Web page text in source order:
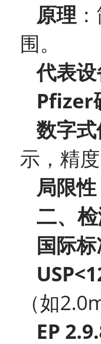
原理
围。
代表
Pfizer
数字
示，精
局限性
二、
国际
（如
EP